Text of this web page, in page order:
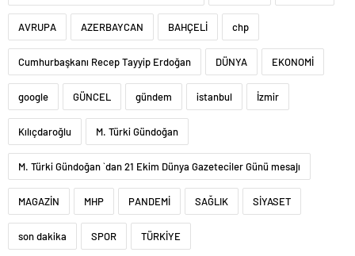
AVRUPA AZERBAYCAN BAHÇELİ chp
Cumhurbaşkanı Recep Tayyip Erdoğan DÜNYA EKONOMİ
google GÜNCEL gündem istanbul İzmir
Kılıçdaroğlu M. Türki Gündoğan
M. Türki Gündoğan `dan 21 Ekim Dünya Gazeteciler Günü mesajı
MAGAZİN MHP PANDEMİ SAĞLIK SİYASET
son dakika SPOR TÜRKİYE